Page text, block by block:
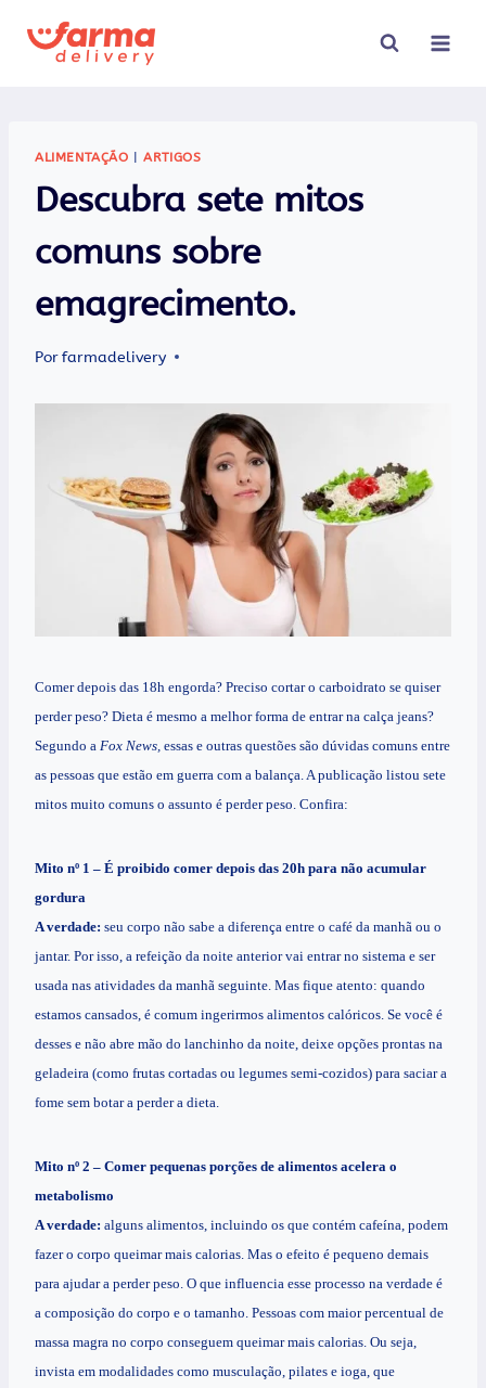
para
ALIMENTAÇÃO |ARTIGOS
Descubra sete mitos
comuns sobre
emagrecimento.
Porfarmadelivery
Comer depois das 18h engorda? Preciso cortar o carboidrato se quiser
perder peso? Dieta é mesmo a melhor forma de entrar na calça jeans?
Segundo a Fox News, essas e outras questões são dúvidas comuns entre
as pessoas que estão em guerra com a balança. A publicação listou sete
mitos muito comuns o assunto é perder peso. Confira:
Mito nº 1 – É proibido comer depois das 20h para não acumular
gordura
A verdade: seu corpo não sabe a diferença entre o café da manhã ou o
jantar. Por isso, a refeição da noite anterior vai entrar no sistema e ser
usada nas atividades da manhã seguinte. Mas fique atento: quando
estamos cansados, é comum ingerirmos alimentos calóricos. Se você é
desses e não abre mão do lanchinho da noite, deixe opções prontas na
geladeira (como frutas cortadas ou legumes semi-cozidos) para saciar a
fome sem botar a perder a dieta.
Mito nº 2 – Comer pequenas porções de alimentos acelera o
metabolismo
A verdade: alguns alimentos, incluindo os que contém cafeína, podem
fazer o corpo queimar mais calorias. Mas o efeito é pequeno demais
para ajudar a perder peso. O que influencia esse processo na verdade é
a composição do corpo e o tamanho. Pessoas com maior percentual de
massa magra no corpo conseguem queimar mais calorias. Ou seja,
invista em modalidades como musculação, pilates e ioga, que